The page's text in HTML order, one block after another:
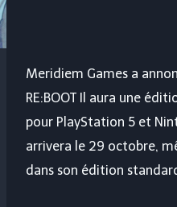
Meridiem Games a
RE:BOOT Il aura une
pour PlayStation 5 et
arrivera le 29 octobre,
dans son édition